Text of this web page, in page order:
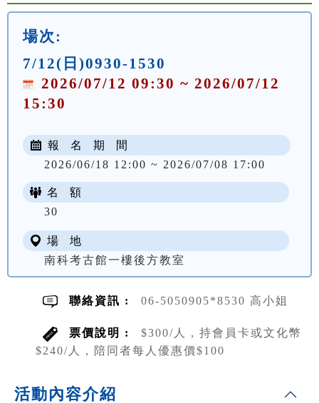
場次:
7/12(日)0930-1530
2026/07/12 09:30 ~ 2026/07/12
15:30
報 名 期 間
2026/06/18 12:00 ~ 2026/07/08 17:00
名 額
30
場 地
南科考古館一樓後方教室
聯絡資訊 : 06-5050905*8530 高小姐
票價說明 :
$300/人，持會員卡或文化幣
$240/人，陪同者每人優惠價$100
活動內容介紹